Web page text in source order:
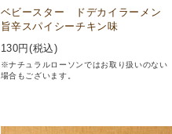
ベビースター ドデカイラーメン
旨辛スパイシーチキン味
130円(税込)
※ナチュラルローソンではお取り扱いのない
場合もございます。